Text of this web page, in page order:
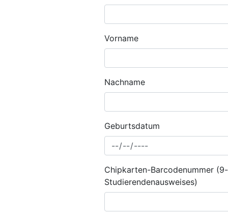
Vorname
Nachname
Geburtsdatum
Chipkarten-Barcodenummer
Studierendenausweises)